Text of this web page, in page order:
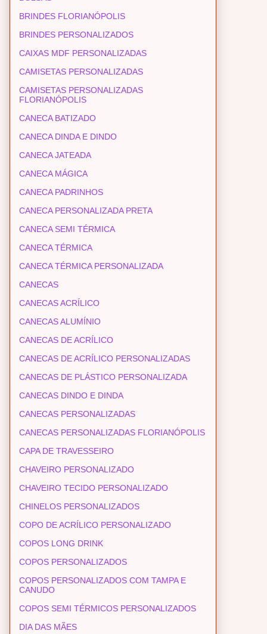
BRINDES FLORIANÓPOLIS
BRINDES PERSONALIZADOS
CAIXAS MDF PERSONALIZADAS
CAMISETAS PERSONALIZADAS
CAMISETAS PERSONALIZADAS
FLORIANÓPOLIS
CANECA BATIZADO
CANECA DINDA E DINDO
CANECA JATEADA
CANECA MÁGICA
CANECA PADRINHOS
CANECA PERSONALIZADA PRETA
CANECA SEMI TÉRMICA
CANECA TÉRMICA
CANECA TÉRMICA PERSONALIZADA
CANECAS
CANECAS ACRÍLICO
CANECAS ALUMÍNIO
CANECAS DE ACRÍLICO
CANECAS DE ACRÍLICO PERSONALIZADAS
CANECAS DE PLÁSTICO PERSONALIZADA
CANECAS DINDO E DINDA
CANECAS PERSONALIZADAS
CANECAS PERSONALIZADAS FLORIANÓPOLIS
CAPA DE TRAVESSEIRO
CHAVEIRO PERSONALIZADO
CHAVEIRO TECIDO PERSONALIZADO
CHINELOS PERSONALIZADOS
COPO DE ACRÍLICO PERSONALIZADO
COPOS LONG DRINK
COPOS PERSONALIZADOS
COPOS PERSONALIZADOS COM TAMPA E
CANUDO
COPOS SEMI TÉRMICOS PERSONALIZADOS
DIA DAS MÃES